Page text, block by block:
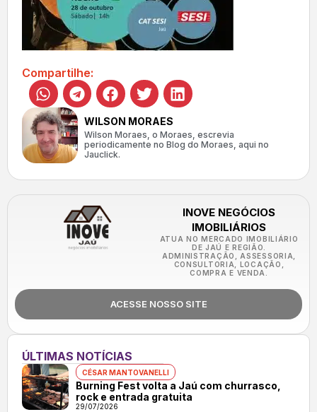
Compartilhe:
WILSON MORAES
Wilson Moraes, o Moraes, escrevia
periodicamente no Blog do Moraes, aqui no
Jauclick.
INOVE NEGÓCIOS
IMOBILIÁRIOS
ATUA NO MERCADO IMOBILIÁRIO
DE JAÚ E REGIÃO.
ADMINISTRAÇÃO, ASSESSORIA,
CONSULTORIA, LOCAÇÃO,
COMPRA E VENDA.
ACESSE NOSSO SITE
ÚLTIMAS NOTÍCIAS
CÉSAR MANTOVANELLI
Burning Fest volta a Jaú com churrasco,
rock e entrada gratuita
29/07/2026